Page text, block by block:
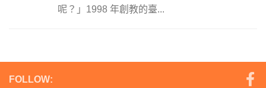
呢？」1998 年創教的臺...
FOLLOW: